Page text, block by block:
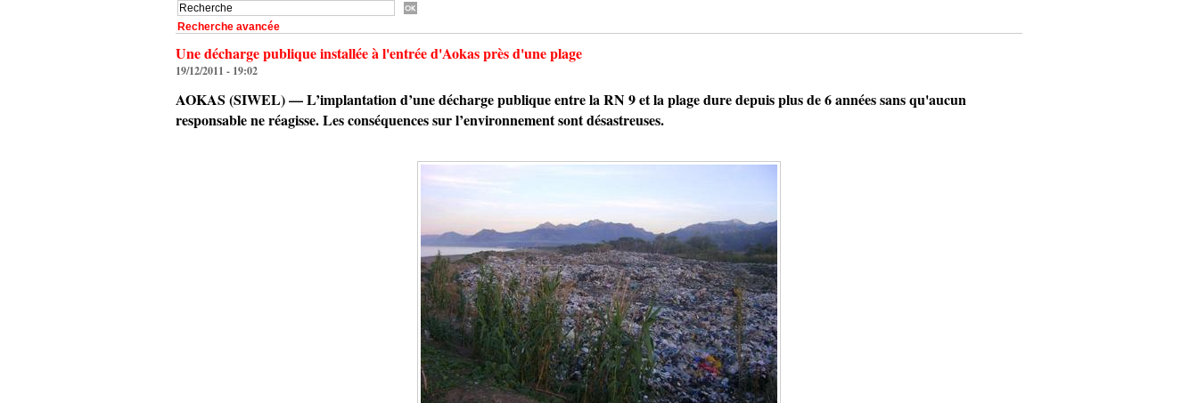
Recherche avancée
Une décharge publique installée à l'entrée d'Aokas près d'une plage
19/12/2011 - 19:02
AOKAS (SIWEL) — L’implantation d’une décharge publique entre la RN 9 et la plage dure depuis plus de 6 années sans qu'aucun
responsable ne réagisse. Les conséquences sur l’environnement sont désastreuses.